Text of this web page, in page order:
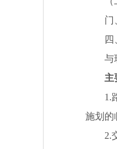
门
四
与
主
1.
施划的
2.